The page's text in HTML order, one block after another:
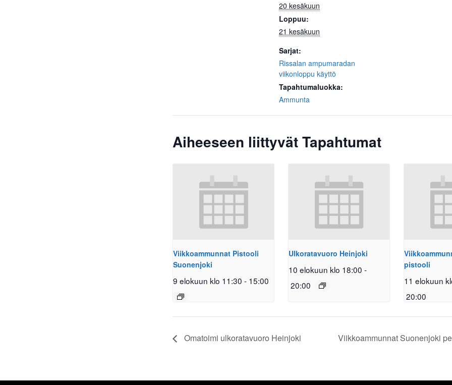
20 kesäkuun
Loppuu:
21 kesäkuun
Sarjat:
Rissalan ampumaradan
viikonloppu käyttö
Tapahtumaluokka:
Ammunta
Aiheeseen liittyvät Tapahtumat
Viikkoammunnat Pistooli
Suonenjoki
9 elokuun klo 11:30 - 15:00
Ulkoratavuoro Heinjoki
10 elokuun klo 18:00 -
20:00
pistooli
11 elokuun
20:00
Omatoimi ulkoratavuoro Heinjoki Viikkoammunnat Suonenjoki